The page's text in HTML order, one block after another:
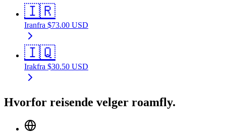
🇮🇷
Iranfra $73.00 USD
🇮🇶
Irakfra $30.50 USD
Hvorfor reisende velger roamfly.